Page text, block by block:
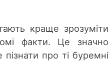
краще зрозуміти
факти. Це значно
про ті буремні